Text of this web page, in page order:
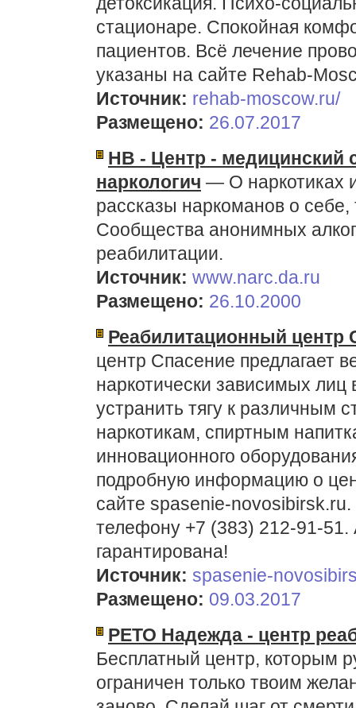
стационаре. Спокойная
пациентов. Всё лечение
указаны на сайте Rehab-
Источник: rehab-moscow.ru/
Размещено: 26.07.2017
НВ - Центр - медицинский
наркологич — О наркотиках
рассказы наркоманов о
Сообщества анонимных
реабилитации.
Источник: www.narc.da.ru
Размещено: 26.10.2000
Реабилитационный центр
центр Спасение предлагает
наркотически зависимых
устранить тягу к различным
наркотикам, спиртным
инновационного
подробную информацию о
сайте spasenie-
телефону +7 (383) 212-91-51.
гарантирована!
Источник: spasenie-
Размещено: 09.03.2017
РЕТО Надежда - центр
Бесплатный центр, которым
ограничен только твоим